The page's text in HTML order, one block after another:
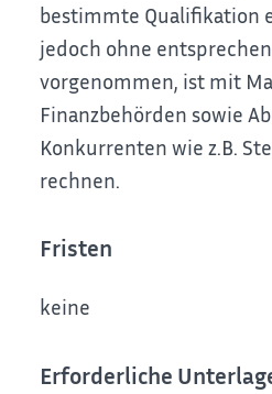
bestimmte Qualifikation
jedoch ohne
vorgenommen, ist mit
Finanzbehörden sowie
Konkurrenten wie z.B.
rechnen.
Fristen
keine
Erforderliche